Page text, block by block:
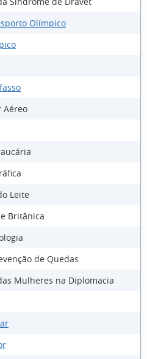
Olímpico
Aéreo
Leite
Britânica
de Quedas
Mulheres na Diplomacia